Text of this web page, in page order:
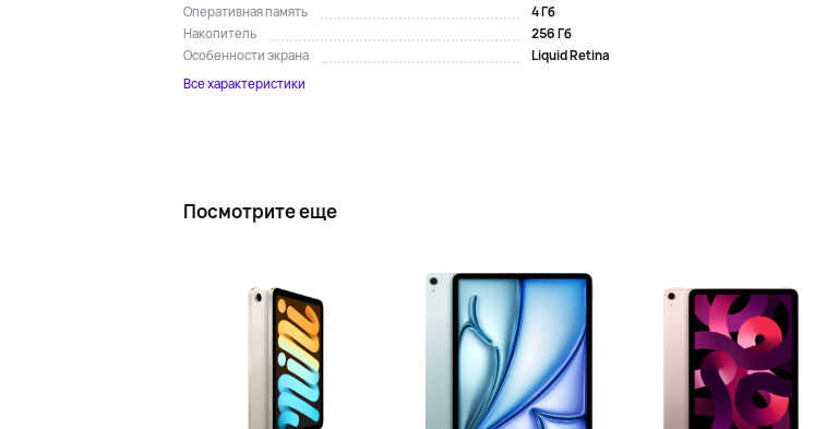
Оперативная память
4 Гб
Накопитель
256 Гб
Особенности экрана
Liquid Retina
Все характеристики
Посмотрите еще